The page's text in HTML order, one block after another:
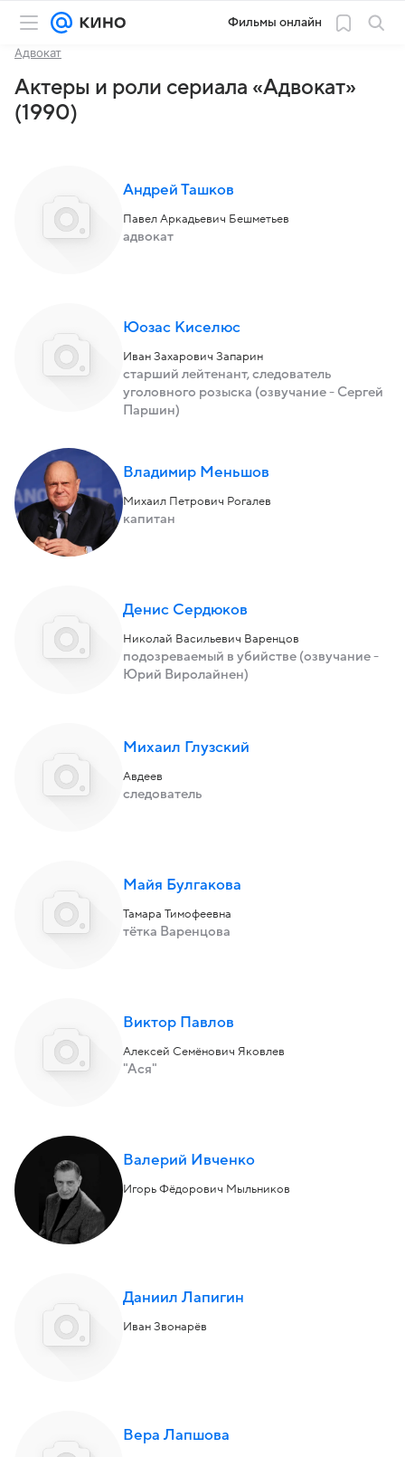
Фильмы онлайн
Адвокат
Актеры и роли сериала «Адвокат»
(1990)
Андрей Ташков
Павел Аркадьевич Бешметьев
адвокат
Юозас Киселюс
Иван Захарович Запарин
старший лейтенант, следователь
уголовного розыска (озвучание - Сергей
Паршин)
Владимир Меньшов
Михаил Петрович Рогалев
капитан
Денис Сердюков
Николай Васильевич Варенцов
подозреваемый в убийстве (озвучание -
Юрий Виролайнен)
Михаил Глузский
Авдеев
следователь
Майя Булгакова
Тамара Тимофеевна
тётка Варенцова
Виктор Павлов
Алексей Семёнович Яковлев
"Ася"
Валерий Ивченко
Игорь Фёдорович Мыльников
Даниил Лапигин
Иван Звонарёв
Вера Лапшова